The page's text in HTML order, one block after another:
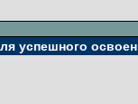
успешного